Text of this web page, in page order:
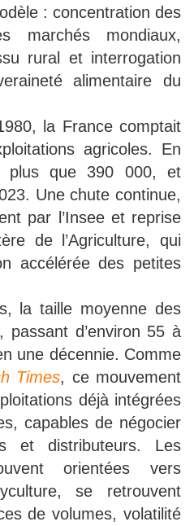
: concentration des
marchés mondiaux,
rural et interrogation
alimentaire du
la France comptait
agricoles. En
plus que 390 000, et
Une chute continue,
par l’Insee et reprise
de l’Agriculture, qui
accélérée des petites
la taille moyenne des
passant d’environ 55 à
une décennie. Comme
Times, ce mouvement
déjà intégrées
capables de négocier
et distributeurs. Les
orientées vers
se retrouvent
de volumes, volatilité